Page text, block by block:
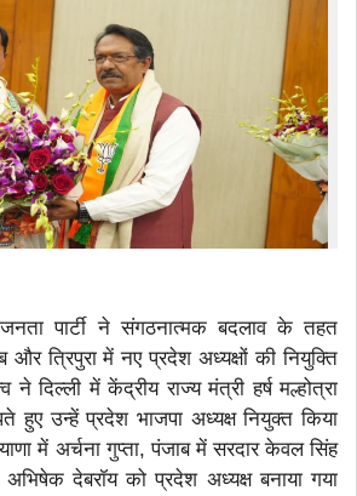
जनता पार्टी ने संगठनात्मक बदलाव के तहत
और त्रिपुरा में नए प्रदेश अध्यक्षों की नियुक्ति
ने दिल्ली में केंद्रीय राज्य मंत्री हर्ष मल्होत्रा
हुए उन्हें प्रदेश भाजपा अध्यक्ष नियुक्त किया
में अर्चना गुप्ता, पंजाब में सरदार केवल सिंह
अभिषेक देबरॉय को प्रदेश अध्यक्ष बनाया गया